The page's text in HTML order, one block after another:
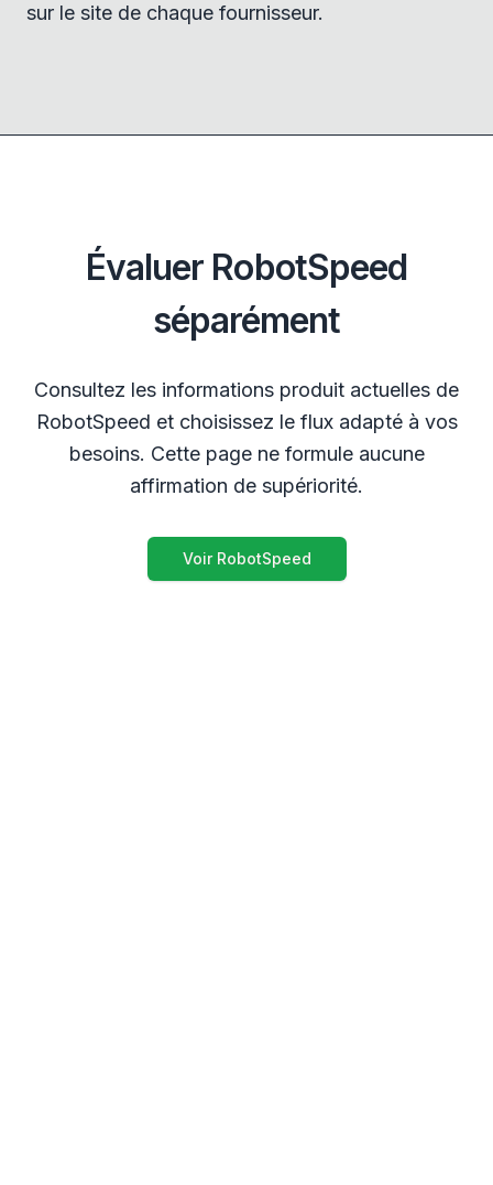
sur le site de chaque fournisseur.
Évaluer RobotSpeed
séparément
Consultez les informations produit actuelles de
RobotSpeed et choisissez le flux adapté à vos
besoins. Cette page ne formule aucune
affirmation de supériorité.
Voir RobotSpeed